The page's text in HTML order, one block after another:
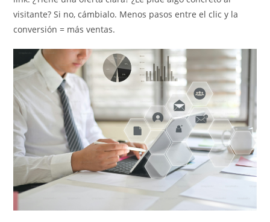
visitante? Si no, cámbialo. Menos pasos entre el clic y la
conversión = más ventas.